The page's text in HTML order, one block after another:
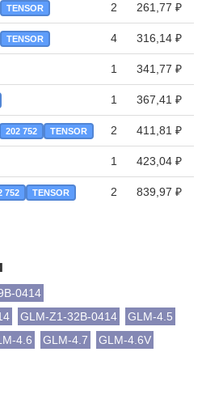
TENSOR 2 261,77 ₽
TENSOR 4 316,14 ₽
1 341,77 ₽
1 367,41 ₽
202 752 TENSOR 2 411,81 ₽
1 423,04 ₽
752 TENSOR 2 839,97 ₽
0414
GLM-Z1-32B-0414
GLM-4.5
4.6 GLM-4.7
GLM-4.6V